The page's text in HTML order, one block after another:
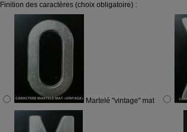
Finition des caractères (choix obligatoire) :
Martelé "vintage" mat